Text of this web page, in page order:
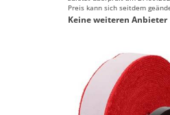
Preis kann sich seitdem
Keine weiteren Anbieter